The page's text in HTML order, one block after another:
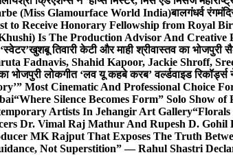
(Miss Glamourface World India)बालगंधर्व
to Receive Honorary Fellowship from Royal
Is The Production Advisor And
खुशबू तिवारी केटी और माही श्रीवास्तव का भोजपुरी
Fadnavis, Shahid Kapoor, Jackie Shroff,
भोजपुरी लोकगीत ‘लव यू कहबे करब’ वर्ल्डवाइड रिकॉर्ड्स
Most Cinematic And Professional Choice
“Where Silence Becomes Form” Solo Show
Artists In Jehangir Art Gallery
Dr. Vimal Raj Mathur And Rupesh D.
MK Rajput That Exposes The Truth
Not Superstition” — Rahul Shastri